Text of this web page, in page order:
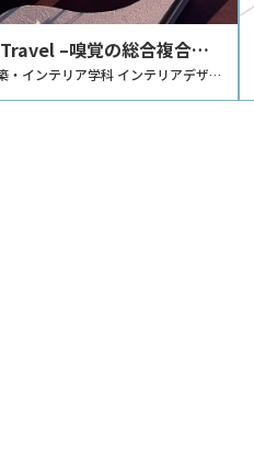
–嗅覚の総合複合施
・インテリア学科 インテリアデザイ